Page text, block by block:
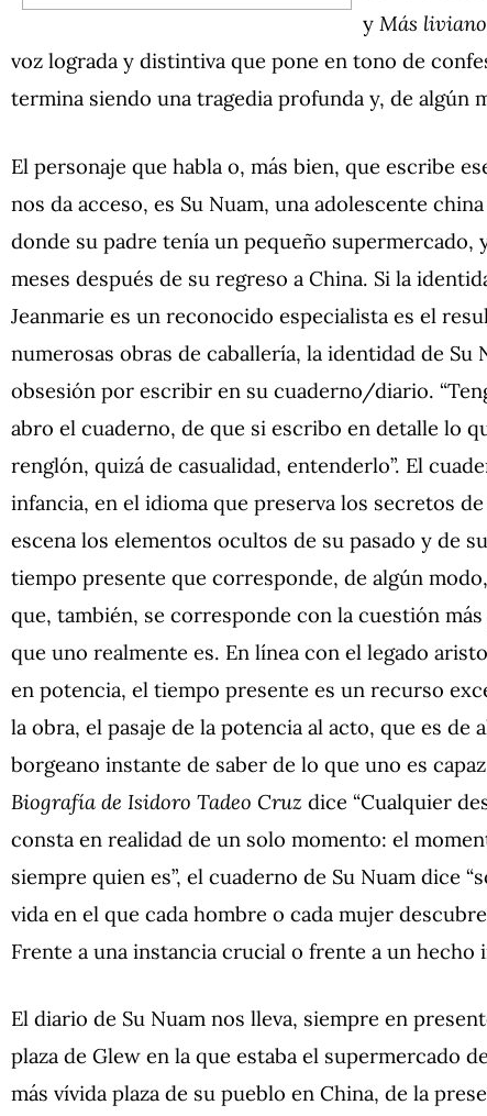
y Más
voz lograda y distintiva que pone en tono de
termina siendo una tragedia profunda y, de algún
El personaje que habla o, más bien, que escribe
nos da acceso, es Su Nuam, una adolescente
donde su padre tenía un pequeño supermercado,
meses después de su regreso a China. Si la
Jeanmarie es un reconocido especialista es el
numerosas obras de caballería, la identidad de Su
obsesión por escribir en su cuaderno/diario.
abro el cuaderno, de que si escribo en detalle lo
renglón, quizá de casualidad, entenderlo”. El
infancia, en el idioma que preserva los secretos
escena los elementos ocultos de su pasado y de
tiempo presente que corresponde, de algún
que, también, se corresponde con la cuestión
que uno realmente es. En línea con el legado
en potencia, el tiempo presente es un recurso
la obra, el pasaje de la potencia al acto, que es
borgeano instante de saber de lo que uno es
Biografía de Isidoro Tadeo Cruz dice “Cualquier
consta en realidad de un solo momento: el
siempre quien es”, el cuaderno de Su Nuam dice
vida en el que cada hombre o cada mujer
Frente a una instancia crucial o frente a un hecho
El diario de Su Nuam nos lleva, siempre en
plaza de Glew en la que estaba el supermercado
más vívida plaza de su pueblo en China, de la